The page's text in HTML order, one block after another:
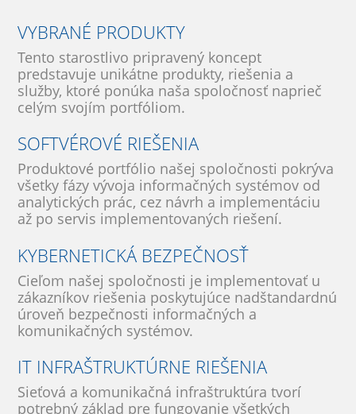
VYBRANÉ PRODUKTY
Tento starostlivo pripravený koncept
predstavuje unikátne produkty, riešenia a
služby, ktoré ponúka naša spoločnosť naprieč
celým svojím portfóliom.
SOFTVÉROVÉ RIEŠENIA
Produktové portfólio našej spoločnosti pokrýva
všetky fázy vývoja informačných systémov od
analytických prác, cez návrh a implementáciu
až po servis implementovaných riešení.
KYBERNETICKÁ BEZPEČNOSŤ
Cieľom našej spoločnosti je implementovať u
zákazníkov riešenia poskytujúce nadštandardnú
úroveň bezpečnosti informačných a
komunikačných systémov.
IT INFRAŠTRUKTÚRNE RIEŠENIA
Sieťová a komunikačná infraštruktúra tvorí
potrebný základ pre fungovanie všetkých